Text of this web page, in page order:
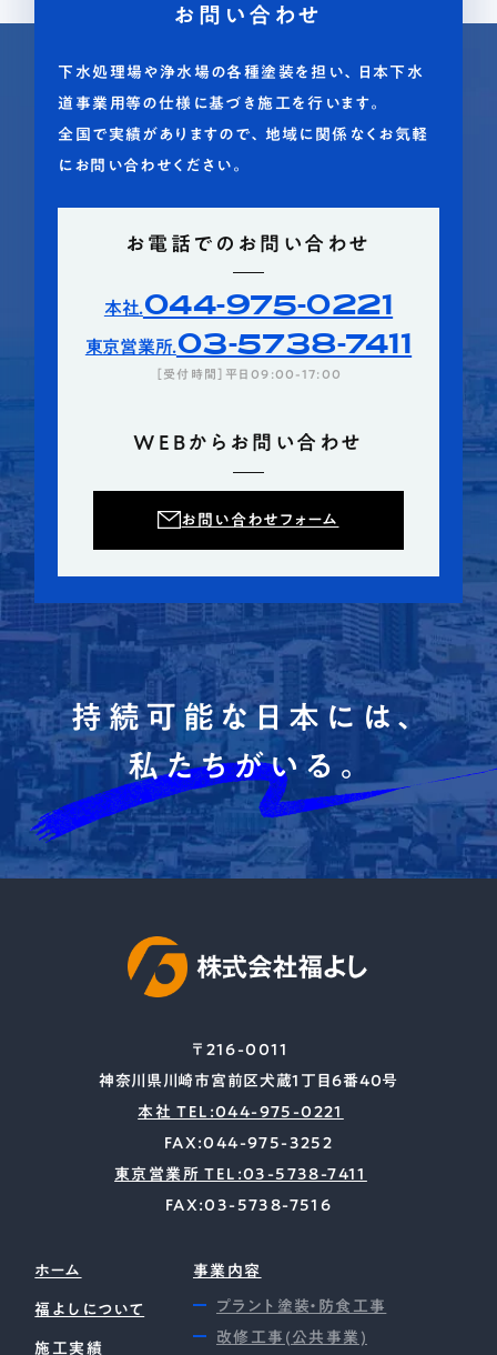
お問い合わせ
下水処理場や浄水場の各種塗装を担い、日本下水
道事業用等の仕様に基づき施工を行います。
全国で実績がありますので、地域に関係なくお気軽
にお問い合わせください。
お電話でのお問い合わせ
本社.044-975-0221
東京営業所.03-5738-7411
［受付時間］平日09:00-17:00
WEBからお問い合わせ
お問い合わせフォーム
持続可能な日本には、
私たちがいる。
〒216-0011
神奈川県川崎市宮前区犬蔵1丁目6番40号
本社 TEL:044-975-0221
FAX:044-975-3252
東京営業所 TEL:03-5738-7411
FAX:03-5738-7516
ホーム
福よしについて
施工実績
事業内容
プラント塗装・防食工事
改修工事(公共事業)